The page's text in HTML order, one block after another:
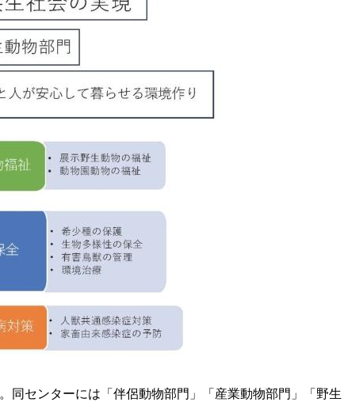
同センターには「伴侶動物部門」「産業動物部門」「野生